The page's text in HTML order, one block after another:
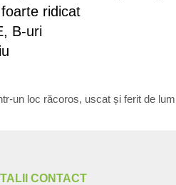
ridicat
B-uri
un loc răcoros, uscat și ferit de
CONTACT